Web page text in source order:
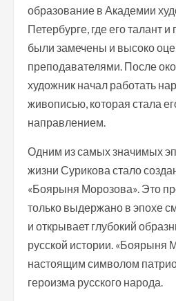
образование в Академии
Петербурге, где его талант
были замечены и высоко
преподавателями. После
художник начал работать
живописью, которая стала
направлением.
Одним из самых значимых
жизни Сурикова стало
«Боярыня Морозова». Это
только выдержано в эпохе
и открывает глубокий
русской истории. «Боярыня
настоящим символом
героизма русского народа.